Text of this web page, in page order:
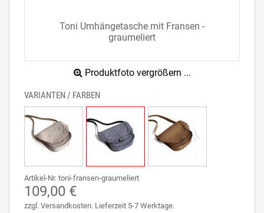
Toni Umhängetasche mit Fransen -
graumeliert
Produktfoto vergrößern ...
VARIANTEN / FARBEN
Artikel-Nr. toni-fransen-graumeliert
109,00 €
zzgl. Versandkosten. Lieferzeit 5-7 Werktage.